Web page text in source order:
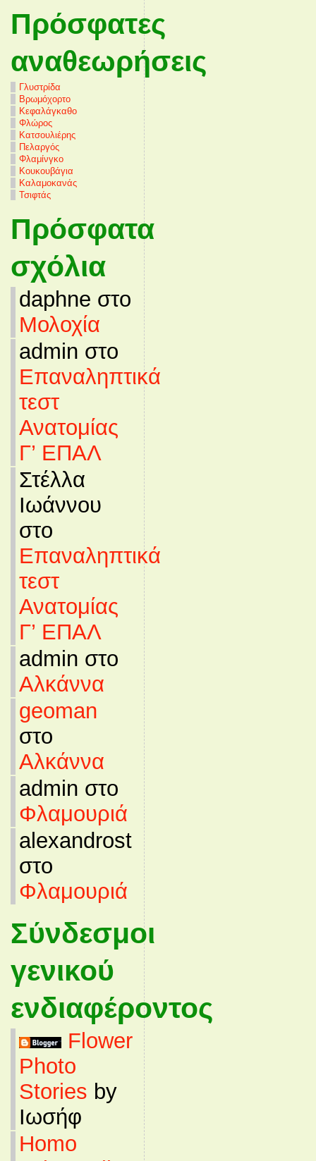
Πρόσφατες
αναθεωρήσεις
Γλυστρίδα
Βρωμόχορτο
Κεφαλάγκαθο
Φλώρος
Κατσουλιέρης
Πελαργός
Φλαμίνγκο
Κουκουβάγια
Καλαμοκανάς
Τσιφτάς
Πρόσφατα
σχόλια
daphne στο
Μολοχία
admin στο
Επαναληπτικά
τεστ
Ανατομίας
Γ’ ΕΠΑΛ
Στέλλα
Ιωάννου
στο
Επαναληπτικά
τεστ
Ανατομίας
Γ’ ΕΠΑΛ
admin στο
Αλκάννα
geoman
στο
Αλκάννα
admin στο
Φλαμουριά
alexandrost
στο
Φλαμουριά
Σύνδεσμοι
γενικού
ενδιαφέροντος
Flower
Photo
Stories by
Ιωσήφ
Homo